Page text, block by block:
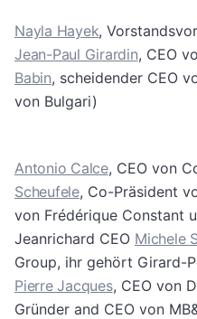
Nayla Hayek,
Jean-Paul Girardin, CEO
Babin, scheidender CEO
von Bulgari)
Antonio Calce, CEO von
Scheufele, Co-Präsident
von Frédérique Constant
Jeanrichard CEO Michele
Group, ihr gehört Girard-
Pierre Jacques, CEO von
Gründer and CEO von